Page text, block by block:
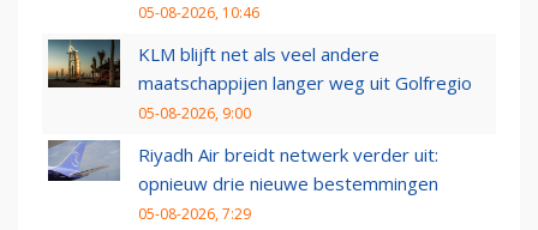
05-08-2026, 10:46
KLM blijft net als veel andere
maatschappijen langer weg uit Golfregio
05-08-2026, 9:00
Riyadh Air breidt netwerk verder uit:
opnieuw drie nieuwe bestemmingen
05-08-2026, 7:29